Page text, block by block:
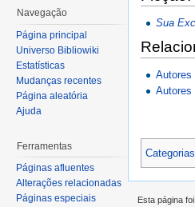
Sua
Autores
Autores
Categorias
Navegação
Página principal
Universo Bibliowiki
Estatísticas
Mudanças recentes
Página aleatória
Ajuda
Ferramentas
Páginas afluentes
Alterações relacionadas
Páginas especiais
Esta página